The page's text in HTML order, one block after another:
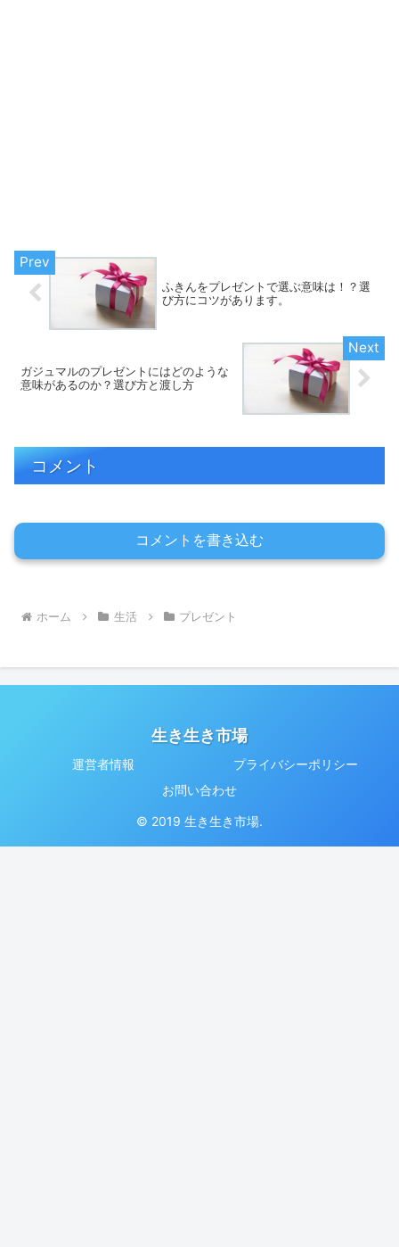
ふきんをプレゼントで選ぶ意味は！？選
び方にコツがあります。
ガジュマルのプレゼントにはどのような
意味があるのか？選び方と渡し方
コメント
コメントを書き込む
ホーム 生活 プレゼント
生き生き市場
運営者情報
プライバシーポリシー
お問い合わせ
© 2019 生き生き市場.